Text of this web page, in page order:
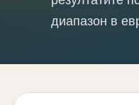
диапазон в